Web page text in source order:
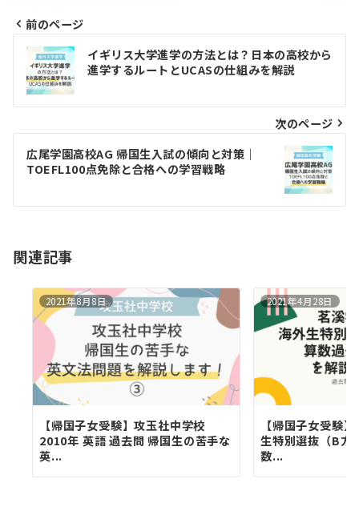
投
稿
ナ
ビ
ゲ
シ
ン
前のページ
イギリス大学進学の方法とは？日本の高校から
進学するルートとUCASの仕組みを解説
次のページ
広尾学園高校AG 帰国生入試の傾向と対策｜
TOEFL100点免除と合格への学習戦略
関連記事
2021年8月8日
【帰国子女受験】攻玉社中学校
2010年 英語 過去問 帰国生の苦手な
英...
2021年4月28日
【帰国子女受験
生特別選抜（B方
数...
す